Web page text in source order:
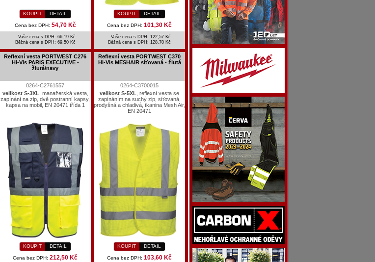
KOUPIT DETAIL
Cena bez DPH: 54,70 Kč
Vaše cena s DPH: 66,19 Kč
Běžná cena s DPH: 69,50 Kč
KOUPIT DETAIL
Cena bez DPH: 101,30 Kč
Vaše cena s DPH: 122,57 Kč
Běžná cena s DPH: 128,70 Kč
Reflexní vesta PORTWEST C276
Hi-Vis PARIS EXECUTIVE -
žlutá/navy
0264-C2761557
velikost S-3XL , manažerská vesta,
zapínání na zip, dvě postranní kapsy,
kapsa na mobil, EN 20471 třída 1
KOUPIT DETAIL
Cena bez DPH: 212,50 Kč
Reflexní vesta PORTWEST C370
Hi-Vis MESHAIR síťovaná - žlutá
0264-C3700015
velikost S-5XL , reflexní vesta se
zapínáním na suchý zip, síťovaná,
prodyšná a chladivá, tkanina Mesh Air,
EN 20471
KOUPIT DETAIL
Cena bez DPH: 103,60 Kč